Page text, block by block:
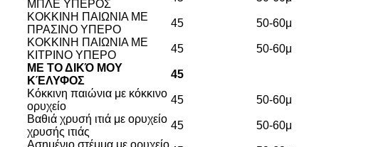
ΜΠΛΕ ΥΠΕΡΟΣ
ΚΟΚΚΙΝΗ ΠΑΙΩΝΙΑ ΜΕ
ΠΡΑΣΙΝΟ ΥΠΕΡΟ
45
50-60μ
ΚΟΚΚΙΝΗ ΠΑΙΩΝΙΑ ΜΕ
ΚΙΤΡΙΝΟ ΥΠΕΡΟ
45
50-60μ
ΜΕ ΤΟ ΔΙΚΌ ΜΟΥ
ΚΈΛΥΦΟΣ
45
Κόκκινη παιώνια με κόκκινο
ορυχείο
45
50-60μ
Βαθιά χρυσή ιτιά με ορυχείο
χρυσής ιτιάς
45
50-60μ